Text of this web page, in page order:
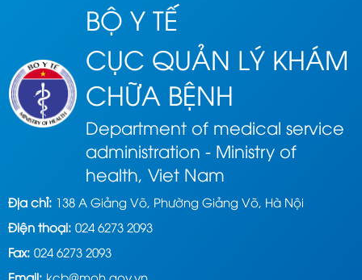
BỘ Y TẾ
CỤC QUẢN LÝ KHÁM
CHỮA BỆNH
Department of medical service
administration - Ministry of
health, Viet Nam
Địa chỉ: 138 A Giảng Võ, Phường Giảng Võ, Hà Nội
Điện thoại: 024 6273 2093
Fax: 024 6273 2093